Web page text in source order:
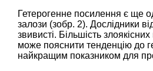
Гетерогенне посилення є ще
залози (зобр. 2). Дослідники
звивисті. Більшість
може пояснити тенденцію до
найкращим показником для